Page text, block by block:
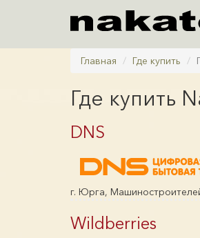
Главная Где купить
Где купить
DNS
г. Юрга,
Wildberries